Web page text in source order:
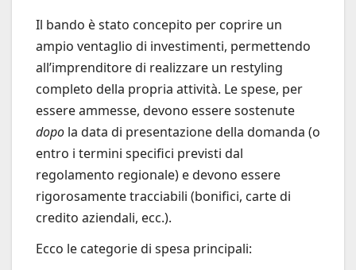
Il bando è stato concepito per coprire un
ampio ventaglio di investimenti, permettendo
all’imprenditore di realizzare un restyling
completo della propria attività. Le spese, per
essere ammesse, devono essere sostenute
dopo la data di presentazione della domanda (o
entro i termini specifici previsti dal
regolamento regionale) e devono essere
rigorosamente tracciabili (bonifici, carte di
credito aziendali, ecc.).
Ecco le categorie di spesa principali: